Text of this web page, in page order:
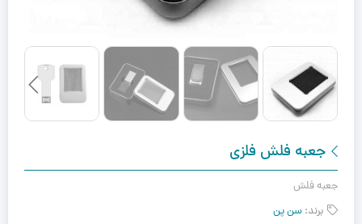
جعبه فلش فلزی
جعبه فلش
برند: سن پن